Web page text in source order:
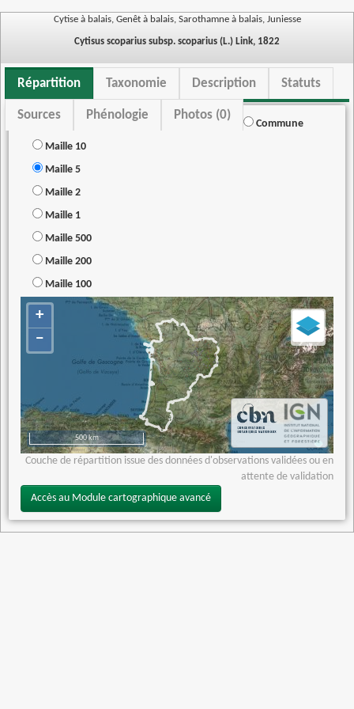
Cytise à balais, Genêt à balais, Sarothamne à balais, Juniesse
Cytisus scoparius subsp. scoparius (L.) Link, 1822
Répartition Taxonomie Description Statuts
Sources Phénologie Photos (0)
Commune
Maille 10
Maille 5
Maille 2
Maille 1
Maille 500
Maille 200
Maille 100
+
−
500 km
Couche de répartition issue des données d'observations validées ou en
attente de validation
Accès au Module cartographique avancé